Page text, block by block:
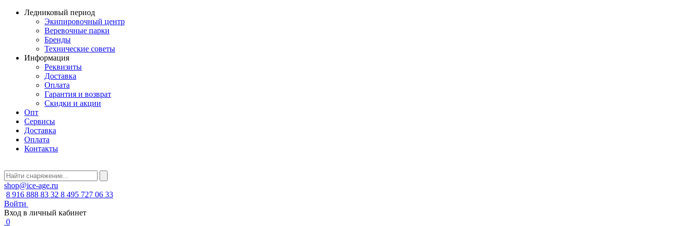
Ледниковый период
Экипировочный центр
Веревочные парки
Бренды
Технические советы
Информация
Реквизиты
Доставка
Оплата
Гарантия и возврат
Скидки и акции
Опт
Сервисы
Доставка
Оплата
Контакты
shop@ice-age.ru
8 916 888 83 32 8 495 727 06 33
Войти
Вход в личный кабинет
0